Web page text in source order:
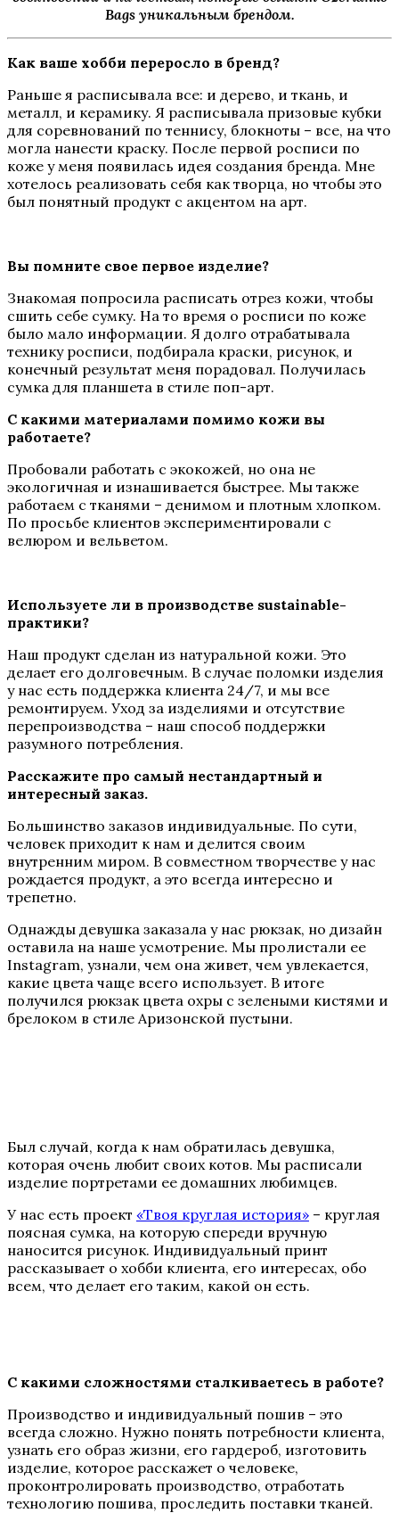
Bags уникальным брендом.
Как ваше хобби переросло в бренд?
Раньше я расписывала все: и дерево, и ткань, и
металл, и керамику. Я расписывала призовые кубки
для соревнований по теннису, блокноты – все, на что
могла нанести краску. После первой росписи по
коже у меня появилась идея создания бренда. Мне
хотелось реализовать себя как творца, но чтобы это
был понятный продукт с акцентом на арт.
Вы помните свое первое изделие?
Знакомая попросила расписать отрез кожи, чтобы
сшить себе сумку. На то время о росписи по коже
было мало информации. Я долго отрабатывала
технику росписи, подбирала краски, рисунок, и
конечный результат меня порадовал. Получилась
сумка для планшета в стиле поп-арт.
С какими материалами помимо кожи вы
работаете?
Пробовали работать с экокожей, но она не
экологичная и изнашивается быстрее. Мы также
работаем с тканями – денимом и плотным хлопком.
По просьбе клиентов экспериментировали с
велюром и вельветом.
Используете ли в производстве sustainable-
практики?
Наш продукт сделан из натуральной кожи. Это
делает его долговечным. В случае поломки изделия
у нас есть поддержка клиента 24/7, и мы все
ремонтируем. Уход за изделиями и отсутствие
перепроизводства – наш способ поддержки
разумного потребления.
Расскажите про самый нестандартный и
интересный заказ.
Большинство заказов индивидуальные. По сути,
человек приходит к нам и делится своим
внутренним миром. В совместном творчестве у нас
рождается продукт, а это всегда интересно и
трепетно.
Однажды девушка заказала у нас рюкзак, но дизайн
оставила на наше усмотрение. Мы пролистали ее
Instagram, узнали, чем она живет, чем увлекается,
какие цвета чаще всего использует. В итоге
получился рюкзак цвета охры с зелеными кистями и
брелоком в стиле Аризонской пустыни.
Был случай, когда к нам обратилась девушка,
которая очень любит своих котов. Мы расписали
изделие портретами ее домашних любимцев.
У нас есть проект «Твоя круглая история» – круглая
поясная сумка, на которую спереди вручную
наносится рисунок. Индивидуальный принт
рассказывает о хобби клиента, его интересах, обо
всем, что делает его таким, какой он есть.
С какими сложностями сталкиваетесь в работе?
Производство и индивидуальный пошив – это
всегда сложно. Нужно понять потребности клиента,
узнать его образ жизни, его гардероб, изготовить
изделие, которое расскажет о человеке,
проконтролировать производство, отработать
технологию пошива, проследить поставки тканей.